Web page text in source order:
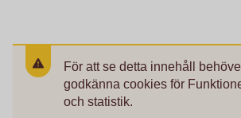
För att se detta innehåll
godkänna cookies för
och statistik.